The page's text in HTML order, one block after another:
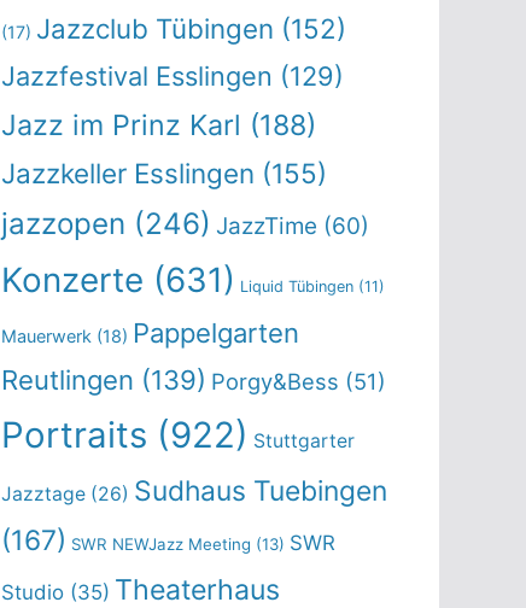
(17) Jazzclub Tübingen (152)
Jazzfestival Esslingen (129)
Jazz im Prinz Karl (188)
Jazzkeller Esslingen (155)
jazzopen (246) JazzTime (60)
Konzerte (631) Liquid Tübingen (11)
Mauerwerk (18) Pappelgarten
Reutlingen (139) Porgy&Bess (51)
Portraits (922) Stuttgarter
Jazztage (26) Sudhaus Tuebingen
(167) SWR NEWJazz Meeting (13) SWR
Studio (35) Theaterhaus